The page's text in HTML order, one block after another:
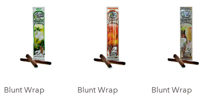
Blunt Wrap
Blunt Wrap
Blunt Wrap